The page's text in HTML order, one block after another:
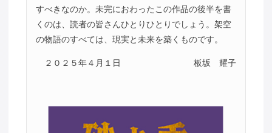
すべきなのか。未完におわったこの作品の後半を書
くのは、読者の皆さんひとりひとりでしょう。架空
の物語のすべては、現実と未来を築くものです。
２０２５年４月１日 板坂 耀子